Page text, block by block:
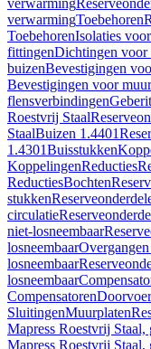
verwarming
verwarmingToebehoren
ToebehorenIsolaties
fittingenDichtingen voor
buizenBevestigingen
Bevestigingen voor
flensverbindingen
Roestvrij Staal
StaalBuizen 1.4401
1.4301Buisstukken
KoppelingenReducties
ReductiesBochten
stukken
circulatie
niet-losneembaar
losneembaar
losneembaar
losneembaar
Compensatoren
SluitingenMuurplaten
Mapress Roestvrij Staal,
Mapress Roestvrij Staal,